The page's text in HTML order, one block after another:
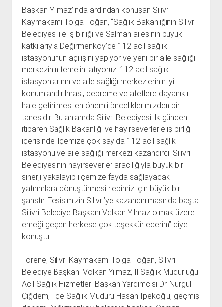
Başkan Yılmaz’ında ardından konuşan Silivri
Kaymakamı Tolga Toğan, “Sağlık Bakanlığının Silivri
Belediyesi ile iş birliği ve Salman ailesinin büyük
katkılarıyla Değirmenköy’de 112 acil sağlık
istasyonunun açılışını yapıyor ve yeni bir aile sağlığı
merkezinin temelini atıyoruz. 112 acil sağlık
istasyonlarının ve aile sağlığı merkezlerinin iyi
konumlandırılması, depreme ve afetlere dayanıklı
hale getirilmesi en önemli önceliklerimizden bir
tanesidir. Bu anlamda Silivri Belediyesi ilk günden
itibaren Sağlık Bakanlığı ve hayırseverlerle iş birliği
içerisinde ilçemize çok sayıda 112 acil sağlık
istasyonu ve aile sağlığı merkezi kazandırdı. Silivri
Belediyesinin hayırseverler aracılığıyla büyük bir
sinerji yakalayıp ilçemize fayda sağlayacak
yatırımlara dönüştürmesi hepimiz için büyük bir
şanstır. Tesisimizin Silivri’ye kazandırılmasında başta
Silivri Belediye Başkanı Volkan Yılmaz olmak üzere
emeği geçen herkese çok teşekkür ederim” diye
konuştu.
Törene; Silivri Kaymakamı Tolga Toğan, Silivri
Belediye Başkanı Volkan Yılmaz, İl Sağlık Müdürlüğü
Acil Sağlık Hizmetleri Başkan Yardımcısı Dr. Nurgül
Çiğdem, İlçe Sağlık Müdürü Hasan İpekoğlu, geçmiş